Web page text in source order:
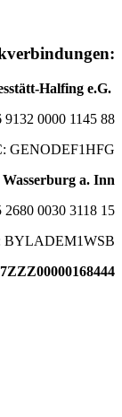
Halfing e.G.
0000 1145 88
GENODEF1HFG
Wasserburg a. Inn
0030 3118 15
BYLADEM1WSB